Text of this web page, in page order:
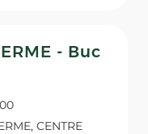
- Buc
CENTRE